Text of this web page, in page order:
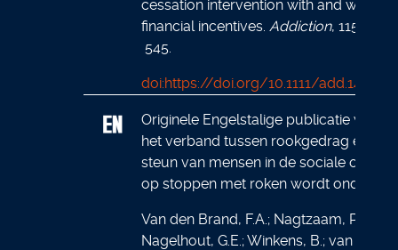
cessation intervention with and without
financial incentives. Addiction, 115: 534–
545.
doi:https://doi.org/10.1111/add.14861
Originele Engelstalige publicatie waarin
het verband tussen rookgedrag en
steun van mensen in de sociale
op stoppen met roken wordt
Van den Brand, F.A.; Nagtzaam, P.;
Nagelhout, G.E.; Winkens, B.; van